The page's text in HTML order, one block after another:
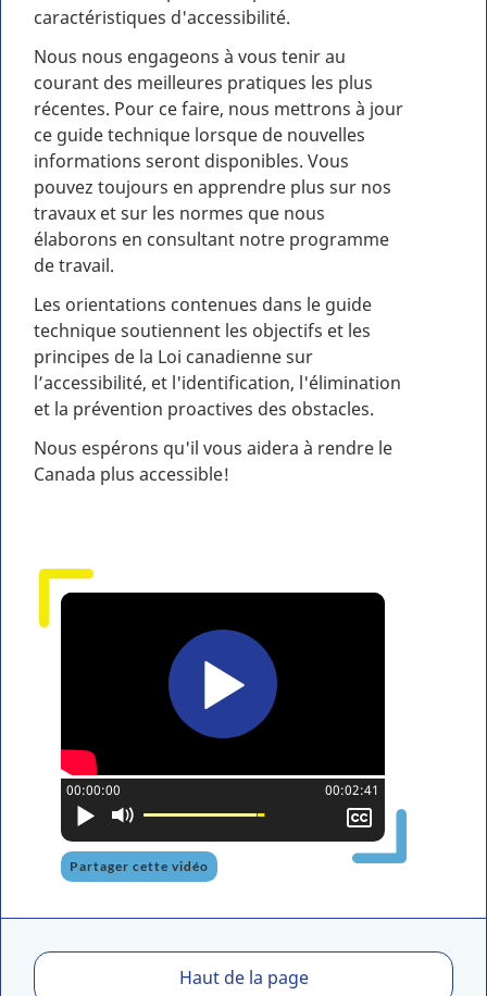
caractéristiques d'accessibilité.
Nous nous engageons à vous tenir au
courant des meilleures pratiques les plus
récentes. Pour ce faire, nous mettrons à jour
ce guide technique lorsque de nouvelles
informations seront disponibles. Vous
pouvez toujours en apprendre plus sur nos
travaux et sur les normes que nous
élaborons en consultant notre programme
de travail.
Les orientations contenues dans le guide
technique soutiennent les objectifs et les
principes de la Loi canadienne sur
l’accessibilité, et l'identification, l'élimination
et la prévention proactives des obstacles.
Nous espérons qu'il vous aidera à rendre le
Canada plus accessible!
Partager cette vidéo
Lire Activer
le
mode
muet
Position actuelle :
00:00:00 Temps total :
00:02:41
Afficher
le
sous-
I
Haut de la page